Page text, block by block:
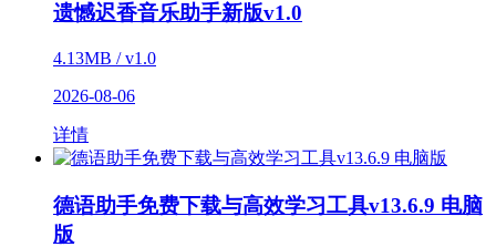
遗憾迟香音乐助手新版v1.0
4.13MB / v1.0
2026-08-06
详情
德语助手免费下载与高效学习工具v13.6.9 电脑
版